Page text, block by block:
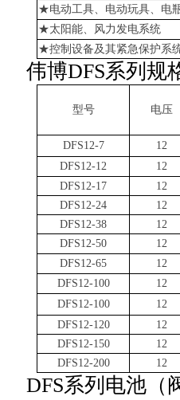
★电动工具、电动玩具、电
★太阳能、风力发电系统
★控制设备及其紧急保护系
伟博DFS系列规
型号 电压
DFS12-7
12
DFS12-12
12
DFS12-17
12
DFS12-24
12
DFS12-38
12
DFS12-50
12
DFS12-65
12
DFS12-100
12
DFS12-100
12
DFS12-120
12
DFS12-150
12
DFS12-200
12
DFS系列电池（